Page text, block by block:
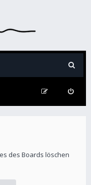
des Boards löschen